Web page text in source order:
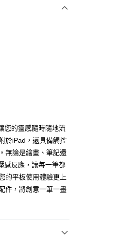
您的靈感隨時隨地流
於iPad，還具備觸控
無論是繪畫、筆記還
感反應，讓每一筆都
的平板使用體驗更上
件，將創意一筆一畫